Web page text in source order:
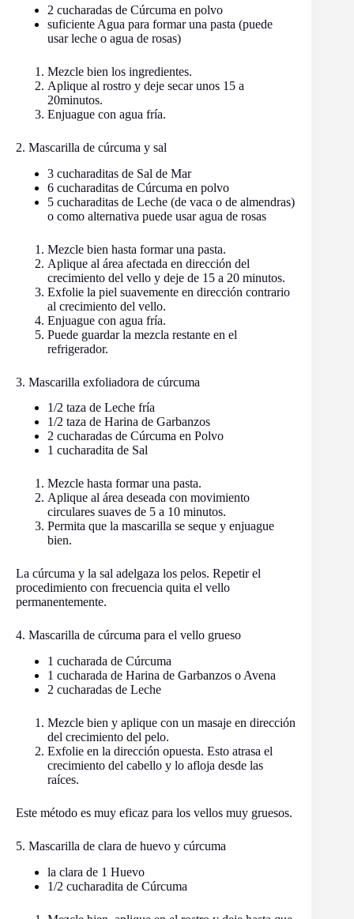
2 cucharadas de Cúrcuma en polvo
suficiente Agua para formar una pasta (puede
usar leche o agua de rosas)
Mezcle bien los ingredientes.
Aplique al rostro y deje secar unos 15 a
20minutos.
Enjuague con agua fría.
2. Mascarilla de cúrcuma y sal
3 cucharaditas de Sal de Mar
6 cucharaditas de Cúrcuma en polvo
5 cucharaditas de Leche (de vaca o de almendras)
o como alternativa puede usar agua de rosas
Mezcle bien hasta formar una pasta.
Aplique al área afectada en dirección del
crecimiento del vello y deje de 15 a 20 minutos.
Exfolie la piel suavemente en dirección contrario
al crecimiento del vello.
Enjuague con agua fría.
Puede guardar la mezcla restante en el
refrigerador.
3. Mascarilla exfoliadora de cúrcuma
1/2 taza de Leche fría
1/2 taza de Harina de Garbanzos
2 cucharadas de Cúrcuma en Polvo
1 cucharadita de Sal
Mezcle hasta formar una pasta.
Aplique al área deseada con movimiento
circulares suaves de 5 a 10 minutos.
Permita que la mascarilla se seque y enjuague
bien.
La cúrcuma y la sal adelgaza los pelos. Repetir el
procedimiento con frecuencia quita el vello
permanentemente.
4. Mascarilla de cúrcuma para el vello grueso
1 cucharada de Cúrcuma
1 cucharada de Harina de Garbanzos o Avena
2 cucharadas de Leche
Mezcle bien y aplique con un masaje en dirección
del crecimiento del pelo.
Exfolie en la dirección opuesta. Esto atrasa el
crecimiento del cabello y lo afloja desde las
raíces.
Este método es muy eficaz para los vellos muy gruesos.
5. Mascarilla de clara de huevo y cúrcuma
la clara de 1 Huevo
1/2 cucharadita de Cúrcuma